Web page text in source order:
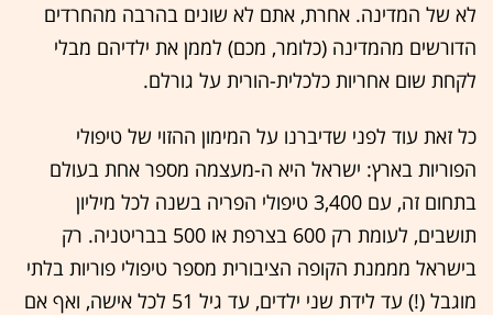
לא של המדינה. אחרת, אתם לא שונים בהרבה מהחרדים
הדורשים מהמדינה (כלומר, מכם) לממן את ילדיהם מבלי
לקחת שום אחריות כלכלית-הורית על גורלם.
כל זאת עוד לפני שדיברנו על המימון ההזוי של טיפולי
הפוריות בארץ: ישראל היא ה-מעצמה מספר אחת בעולם
בתחום זה, עם 3,400 טיפולי הפריה בשנה לכל מיליון
תושבים, לעומת רק 600 בצרפת או 500 בבריטניה. רק
בישראל מממנת הקופה הציבורית מספר טיפולי פוריות בלתי
מוגבל (!) עד לידת שני ילדים, עד גיל 51 לכל אישה, ואף אם